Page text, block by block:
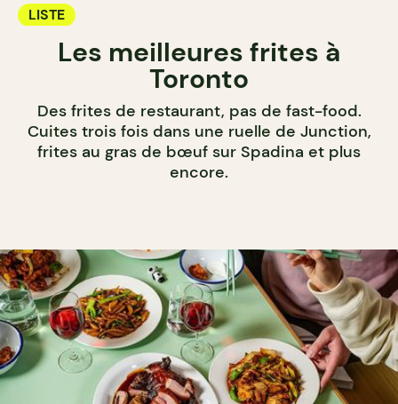
LISTE
Les meilleures frites à
Toronto
Des frites de restaurant, pas de fast-food.
Cuites trois fois dans une ruelle de Junction,
frites au gras de bœuf sur Spadina et plus
encore.